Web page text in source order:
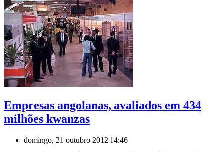
Empresas angolanas, avaliados em 434
milhões kwanzas
domingo, 21 outubro 2012 14:46